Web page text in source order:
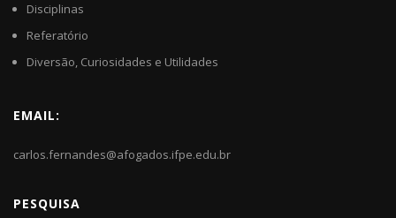
Disciplinas
Referatório
Diversão, Curiosidades e Utilidades
EMAIL:
carlos.fernandes@afogados.ifpe.edu.br
PESQUISA